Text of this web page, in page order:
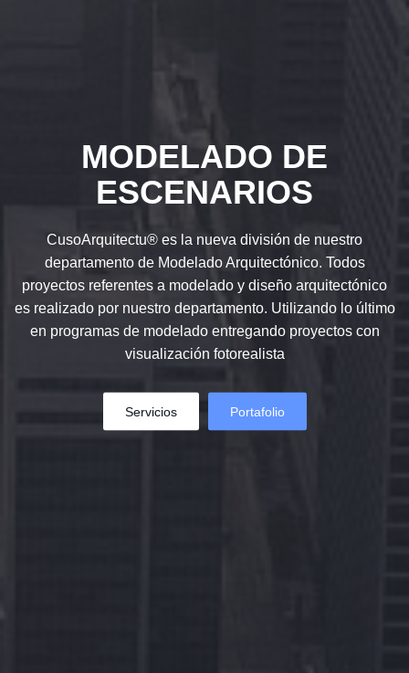
MODELADO DE
ESCENARIOS
CusoArquitectu® es la nueva división de nuestro
departamento de Modelado Arquitectónico. Todos
proyectos referentes a modelado y diseño arquitectónico
es realizado por nuestro departamento. Utilizando lo último
en programas de modelado entregando proyectos con
visualización fotorealista
Servicios Portafolio